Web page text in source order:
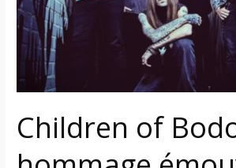
Children of
émouvant
Alexi
Laiho
prévu
à
Helsinki
en